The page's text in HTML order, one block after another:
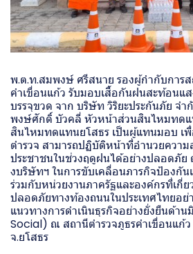
พ.ต.ท.สมพงษ์ ศรีสนาย รองผู้กำกับการส
คำเขื่อนแก้ว รับมอบเสื้อกันฝนสะท้อนแส
บรรจุขวด จาก บริษัท วิริยะประกันภัย จ
พงษ์ศักดิ์ บัวคลี่ หัวหน้าส่วนสินไหมทด
สินไหมทดแทนยโสธร เป็นผู้แทนมอบ เ
ตำรวจ สามารถปฏิบัติหน้าที่อำนวยความ
ประชาชนในช่วงฤดูฝนได้อย่างปลอดภั
งบริษัทฯ ในการขับเคลื่อนภารกิจป้องกั
ร่วมกับหน่วยงานภาครัฐและองค์กรที่เกี่
ปลอดภัยทางท้องถนนในประเทศไทยอย่
แนวทางการดำเนินธุรกิจอย่างยั่งยืนด้า
Social) ณ สถานีตำรวจภูธรคำเขื่อนแก้
จ.ยโสธร